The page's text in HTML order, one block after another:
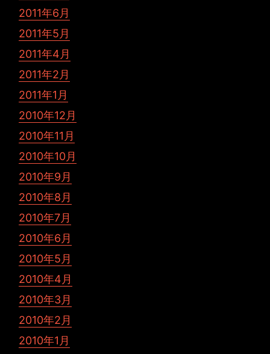
2011年6月
2011年5月
2011年4月
2011年2月
2011年1月
2010年12月
2010年11月
2010年10月
2010年9月
2010年8月
2010年7月
2010年6月
2010年5月
2010年4月
2010年3月
2010年2月
2010年1月